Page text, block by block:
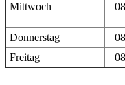
Mittwoch
Donnerstag
Freitag